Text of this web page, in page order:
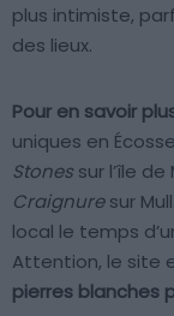
plus intimiste,
des lieux.
Pour en savoir
uniques en
Stones sur l’île
Craignuresur
local le temps
Attention, le site
pierres blanches